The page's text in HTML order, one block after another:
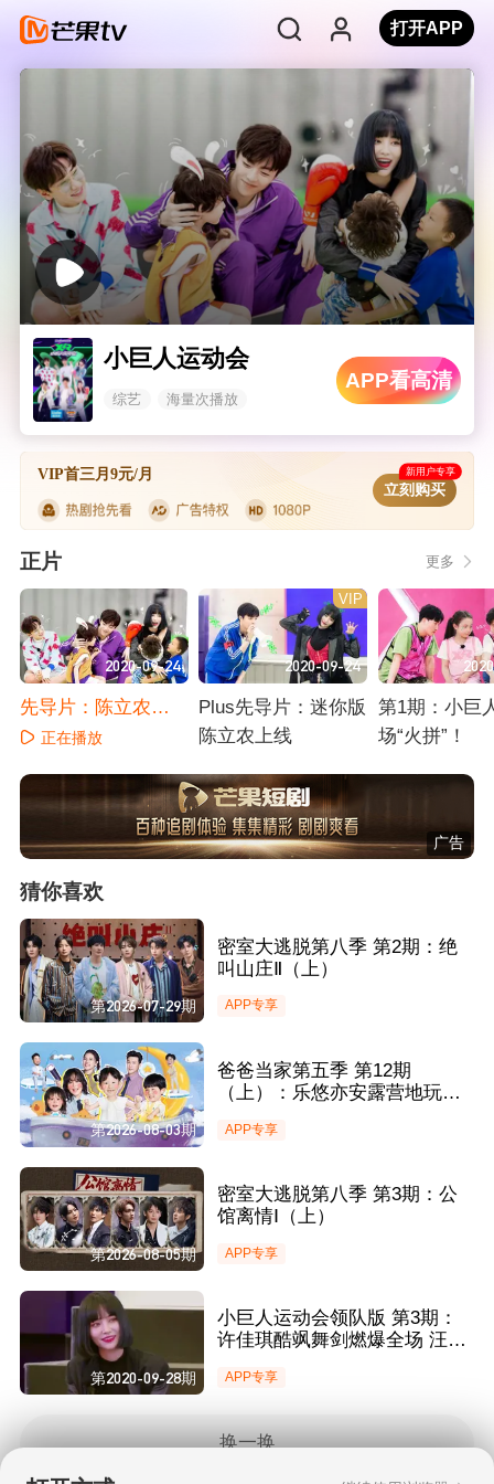
打开APP
小巨人运动会
综艺 海量次播放
APP看高清
VIP首三月9元/月 新用户专享
立刻购买
正片 更多
2020-09-24
先导片：陈立农许
佳琪抢萌娃
正在播放
2020-09-24
VIP
Plus先导片：迷你版
陈立农上线
第1期：小巨
场“火拼”！
广告
猜你喜欢
第2026-07-29期
密室大逃脱第八季 第2期：绝
叫山庄Ⅱ（上）
APP专享
第2026-08-03期
爸爸当家第五季 第12期
（上）：乐悠亦安露营地玩水
稳定“偷吃”
APP专享
第2026-08-05期
密室大逃脱第八季 第3期：公
馆离情Ⅰ（上）
APP专享
第2020-09-28期
小巨人运动会领队版 第3期：
许佳琪酷飒舞剑燃爆全场 汪苏
APP专享
换一换